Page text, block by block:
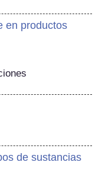
en productos
de sustancias